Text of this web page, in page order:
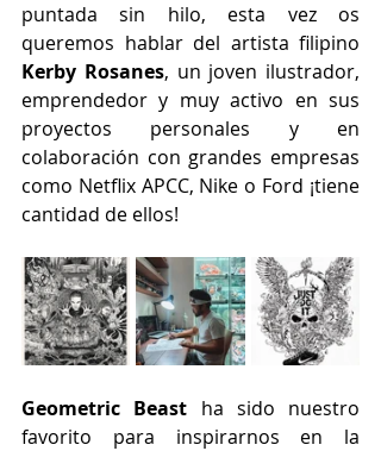
puntada sin hilo, esta vez os
Kerby Rosanes, un joven ilustrador,
emprendedor y muy activo en sus
proyectos personales y en
colaboración con grandes empresas
como Netflix APCC, Nike o Ford ¡tiene
cantidad de ellos!
Geometric Beast ha sido nuestro
favorito para inspirarnos en la